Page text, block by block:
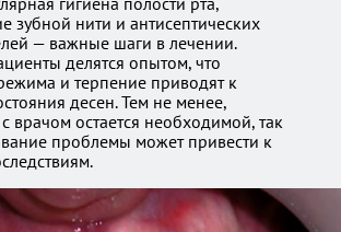
зубной нити и антисептических
— важные шаги в лечении.
делятся опытом, что
и терпение приводят к
десен. Тем не менее,
с врачом остается необходимой, так
проблемы может привести к